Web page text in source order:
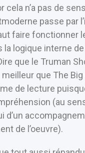
cela n’a pas de
passe par
faire fonctionner
logique interne de
que le Truman
que The
de lecture
(au
d’un
de l’oeuvre).